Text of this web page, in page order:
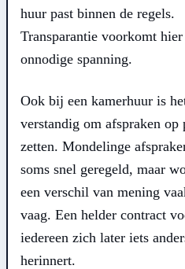
huur past binnen de regels.
Transparantie voorkomt
onnodige spanning.
Ook bij een kamerhuur is
verstandig om afspraken op
zetten. Mondelinge
soms snel geregeld, maar
een verschil van mening
vaag. Een helder contract
iedereen zich later iets
herinnert.